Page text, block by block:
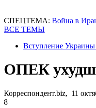
СПЕЦТЕМА: Война в
ВСЕ ТЕМЫ
Вступление
ОПЕК
Корреспондент.biz, 11
8